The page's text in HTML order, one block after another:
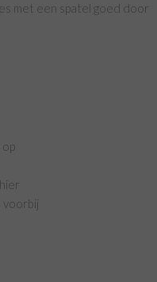
met een spatel goed door
op
voorbij